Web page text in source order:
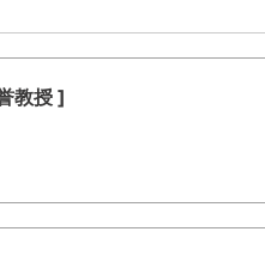
教授 ]